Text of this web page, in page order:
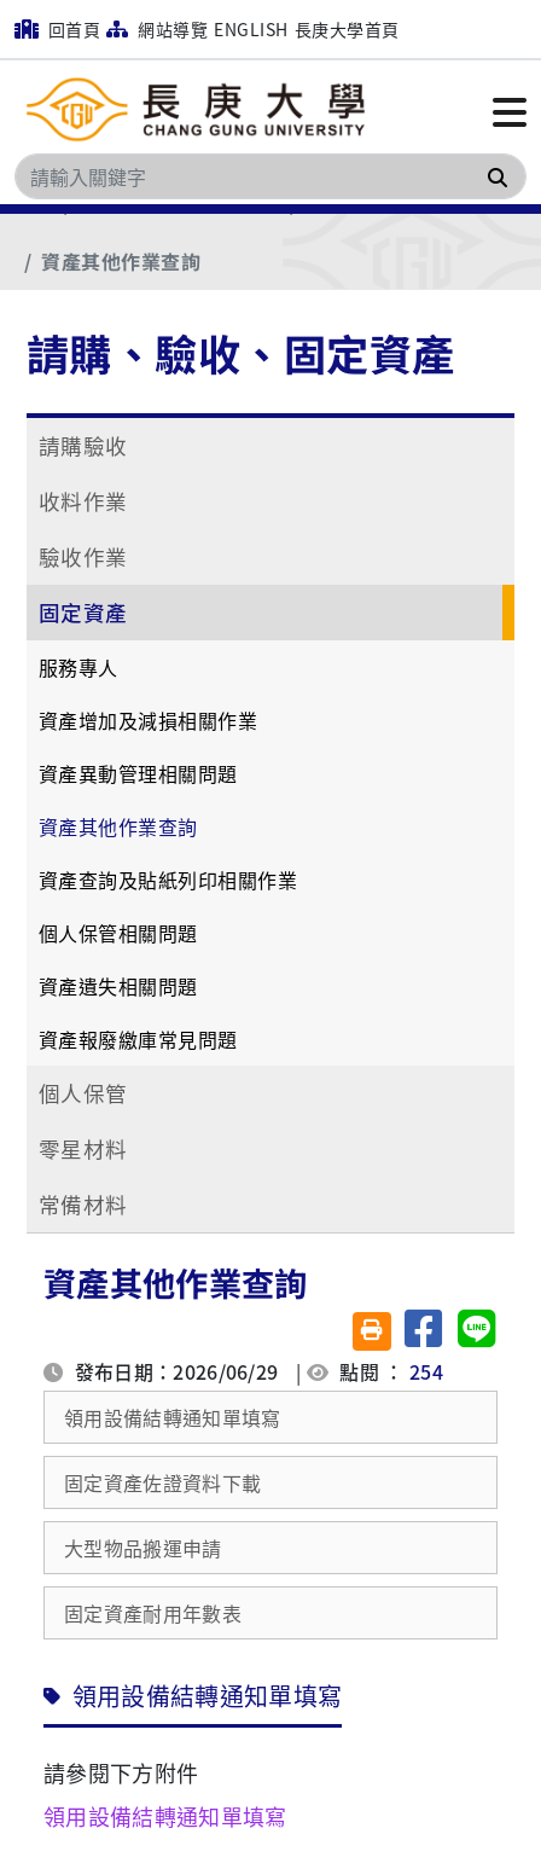
回首頁 網站導覽 ENGLISH 長庚大學首頁
搜
首頁
請購、驗收、固定資產
固定資產
資產其他作業查詢
請購、驗收、固定資產
請購驗收
收料作業
驗收作業
固定資產
服務專人
資產增加及減損相關作業
資產異動管理相關問題
資產其他作業查詢
資產查詢及貼紙列印相關作業
個人保管相關問題
資產遺失相關問題
資產報廢繳庫常見問題
個人保管
零星材料
常備材料
資產其他作業查詢
友善列印(另開視窗)
分享至臉書分享
發布日期：2026/06/29 | 點閱 ：254
領用設備結轉通知單填寫
固定資產佐證資料下載
大型物品搬運申請
固定資產耐用年數表
領用設備結轉通知單填寫
請參閱下方附件
領用設備結轉通知單填寫